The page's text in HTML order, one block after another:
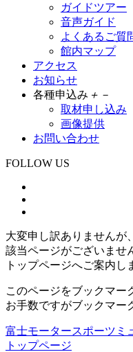
ガイドツアー
音声ガイド
よくあるご質
館内マップ
アクセス
お知らせ
各種申込み ＋ －
取材申し込み
画像提供
お問い合わせ
FOLLOW US
大変申し訳ありませんが、
該当ページがございませ
トップページへご案内し
このページをブックマー
お手数ですがブックマー
富士モータースポーツ
トップページ